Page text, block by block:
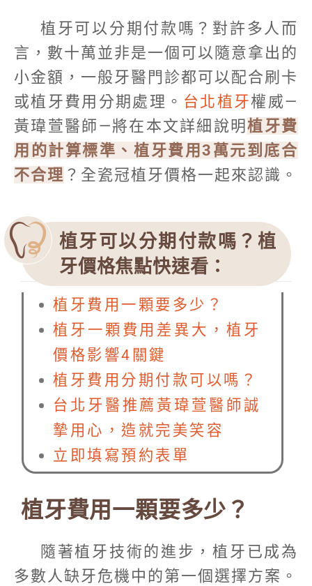
植牙可以分期付款嗎？對許多人而
言，數十萬並非是一個可以隨意拿出的
小金額，一般牙醫門診都可以配合刷卡
或植牙費用分期處理。 台北植牙權威—
黃瑋萱醫師—將在本文詳細說明植牙費
用的計算標準、植牙費用3萬元到底合
不合理 ？全瓷冠植牙價格一起來認識。
植牙可以分期付款嗎？植
牙價格焦點快速看：
植牙費用一顆要多少？
植牙一顆費用差異大，植牙
價格影響4關鍵
植牙費用分期付款可以嗎？
台北牙醫推薦黃瑋萱醫師誠
摯用心，造就完美笑容
立即填寫預約表單
植牙費用一顆要多少？
隨著植牙技術的進步，植牙已成為
多數人缺牙危機中的第一個選擇方案。